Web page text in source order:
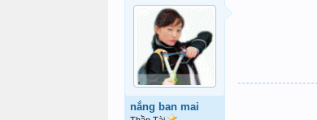
nắng ban mai